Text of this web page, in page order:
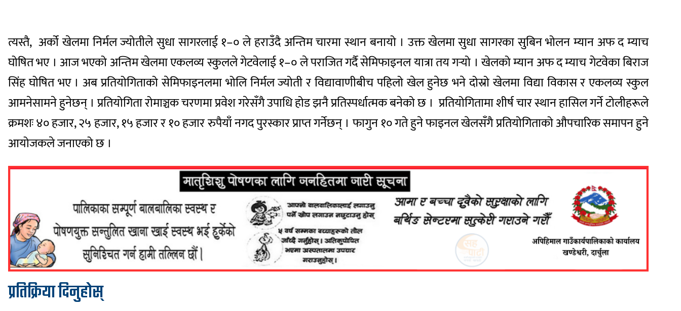
त्यस्तै, अर्को खेलमानिर्मल ज्योतीले सुधा सागरलाई १–० ले हराउँदै अन्तिम चारमा स्थान बनायो । उक्त खेलमा सुधा सागरका सुबिन भोलन म्यान अफ द म्याच
घोषित भए । आज भएको अन्तिम खेलमा एकलव्य स्कुलले गेटवेलाई १–० ले पराजित गर्दै सेमिफाइनल यात्रा तय गर्‍यो । खेलको म्यान अफ द म्याच गेटवेका बिराज
सिंह घोषित भए । अब प्रतियोगिताको सेमिफाइनलमा भोलि निर्मल ज्योती र विद्यावाणीबीच पहिलो खेल हुनेछ भने दोस्रो खेलमा विद्या विकास र एकलव्य स्कुल
आमनेसामने हुनेछन् । प्रतियोगिता रोमाञ्चक चरणमा प्रवेश गरेसँगै उपाधि होड झनै प्रतिस्पर्धात्मक बनेको छ । प्रतियोगितामा शीर्ष चार स्थान हासिल गर्ने टोलीहरूले
क्रमशः ४० हजार, २५ हजार, १५ हजार र १० हजार रुपैयाँ नगद पुरस्कार प्राप्त गर्नेछन् । फागुन १० गते हुने फाइनल खेलसँगै प्रतियोगिताको औपचारिक समापन हुने
आयोजकले जनाएको छ ।
प्रतिक्रिया दिनुहोस्